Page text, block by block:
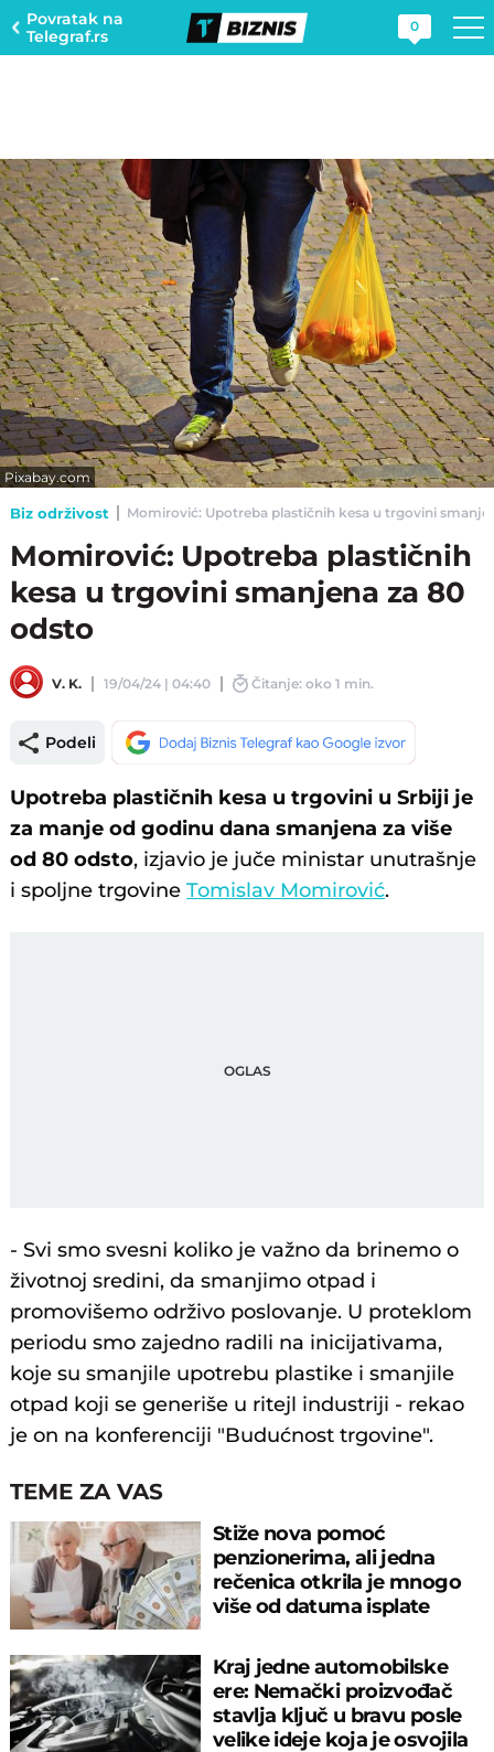
Povratak na
Telegraf.rs
0
Pixabay.com
Biz održivost Momirović: Upotreba plastičnih kesa u trgovini
Momirović: Upotreba plastičnih
kesa u trgovini smanjena za 80
odsto
V. K. 19/04/24 | 04:40 Čitanje: oko 1 min.
Podeli
Upotreba plastičnih kesa u trgovini u Srbiji je
za manje od godinu dana smanjena za više
od 80 odsto, izjavio je juče ministar unutrašnje
i spoljne trgovineTomislav Momirović.
- Svi smo svesni koliko je važno da brinemo o
životnoj sredini, da smanjimo otpad i
promovišemo održivo poslovanje. U proteklom
periodu smo zajedno radili na inicijativama,
koje su smanjile upotrebu plastike i smanjile
otpad koji se generiše u ritejl industriji - rekao
je on na konferenciji "Budućnost trgovine".
TEME ZA VAS
Stiže nova pomoć
penzionerima, ali jedna
rečenica otkrila je mnogo
više od datuma isplate
Kraj jedne automobilske
ere: Nemački proizvođač
stavlja ključ u bravu posle
velike ideje koja je osvojila